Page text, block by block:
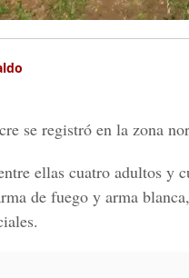
se registró en la zona
ellas cuatro adultos y
de fuego y arma